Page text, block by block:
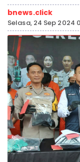
bnews.click
Selasa, 24 Sep 2024